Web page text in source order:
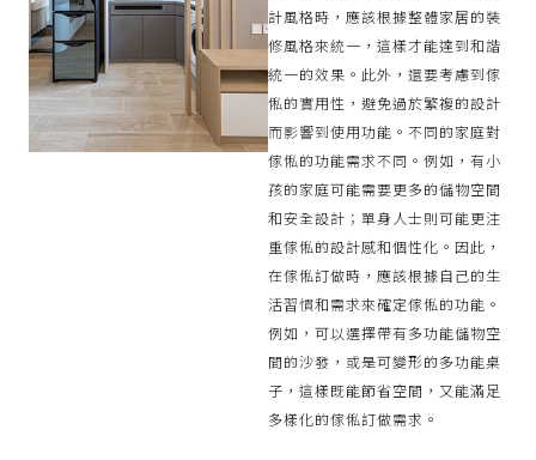
計風格時，應該根據整體家居的裝
修風格來統一，這樣才能達到和諧
統一的效果。此外，還要考慮到傢
俬的實用性，避免過於繁複的設計
而影響到使用功能。不同的家庭對
傢俬的功能需求不同。例如，有小
孩的家庭可能需要更多的儲物空間
和安全設計；單身人士則可能更注
重傢俬的設計感和個性化。因此，
在傢俬訂做時，應該根據自己的生
活習慣和需求來確定傢俬的功能。
例如，可以選擇帶有多功能儲物空
間的沙發，或是可變形的多功能桌
子，這樣既能節省空間，又能滿足
多樣化的傢俬訂做需求。